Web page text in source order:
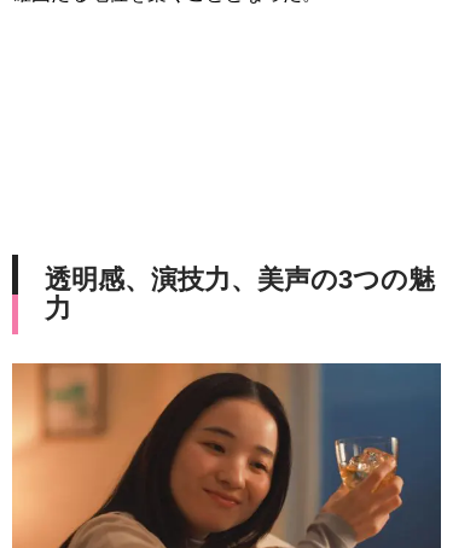
透明感、演技力、美声の3つの魅
力